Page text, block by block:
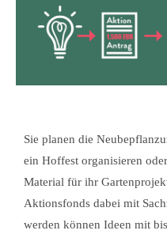
Sie planen die
ein Hoffest organisieren
Material für ihr
Aktionsfonds dabei mit
werden können Ideen mit